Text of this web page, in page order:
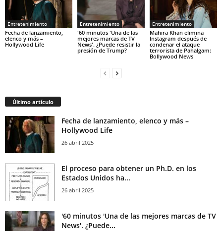
Entretenimiento
Fecha de lanzamiento,
elenco y más –
Hollywood Life
Entretenimiento
'60 minutos 'Una de las
mejores marcas de TV
News'. ¿Puede resistir la
presión de Trump?
Entretenimiento
Mahira Khan elimina
Instagram después de
condenar el ataque
terrorista de Pahalgam:
Bollywood News
Último artículo
Fecha de lanzamiento, elenco y más –
Hollywood Life
26 abril 2025
El proceso para obtener un Ph.D. en los
Estados Unidos ha...
26 abril 2025
'60 minutos 'Una de las mejores marcas de TV
News'. ¿Puede...